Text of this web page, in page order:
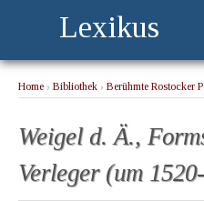
Lexikus
Home › Bibliothek › Berühmte Rostocker
Weigel d. Ä.,
Verleger (um